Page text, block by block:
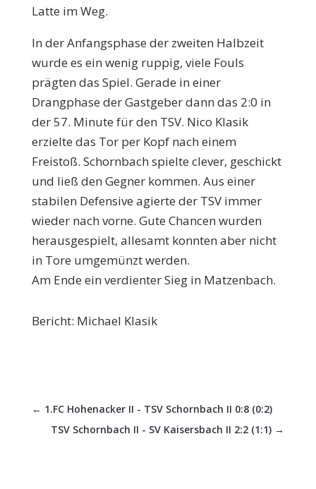
Latte im Weg.
In der Anfangsphase der zweiten Halbzeit
wurde es ein wenig ruppig, viele Fouls
prägten das Spiel. Gerade in einer
Drangphase der Gastgeber dann das 2:0 in
der 57. Minute für den TSV. Nico Klasik
erzielte das Tor per Kopf nach einem
Freistoß. Schornbach spielte clever, geschickt
und ließ den Gegner kommen. Aus einer
stabilen Defensive agierte der TSV immer
wieder nach vorne. Gute Chancen wurden
herausgespielt, allesamt konnten aber nicht
in Tore umgemünzt werden.
Am Ende ein verdienter Sieg in Matzenbach.
Bericht: Michael Klasik
← 1.FC Hohenacker II - TSV Schornbach II 0:8 (0:2)
TSV Schornbach II - SV Kaisersbach II 2:2 (1:1) →